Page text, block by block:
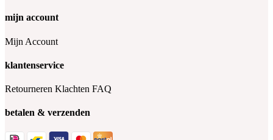
mijn account
Mijn Account
klantenservice
Retourneren Klachten FAQ
betalen & verzenden